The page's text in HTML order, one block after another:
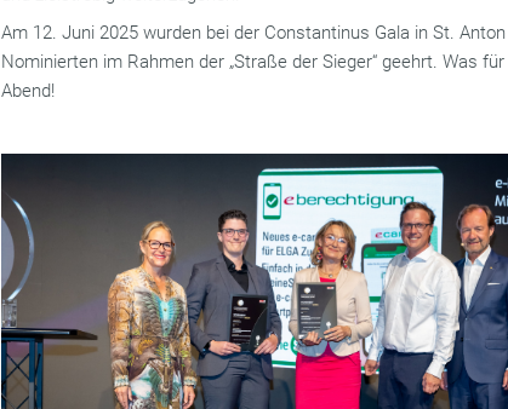
Am 12. Juni 2025 wurden bei der Constantinus Gala in St.
Nominierten im Rahmen der „Straße der Sieger“ geehrt. Was
Abend!